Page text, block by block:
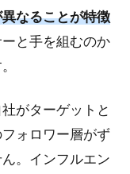
なることが特徴
と手を組むのか
がターゲットと
ォロワー層がず
。インフルエン